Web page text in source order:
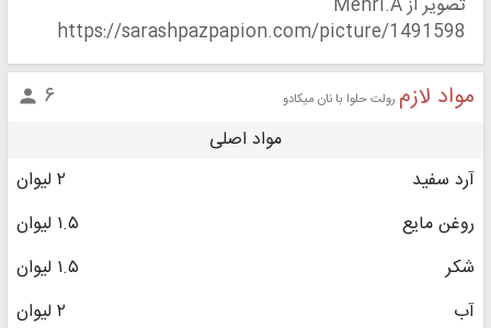
تصویر از Mehri.A
https://sarashpazpapion.com/picture/1491598
مواد لازم رولت حلوا با نان میکادو ۶ 
مواد اصلی
آرد سفید
۲ لیوان
روغن مایع
۱.۵ لیوان
شکر
۱.۵ لیوان
آب
۲ لیوان